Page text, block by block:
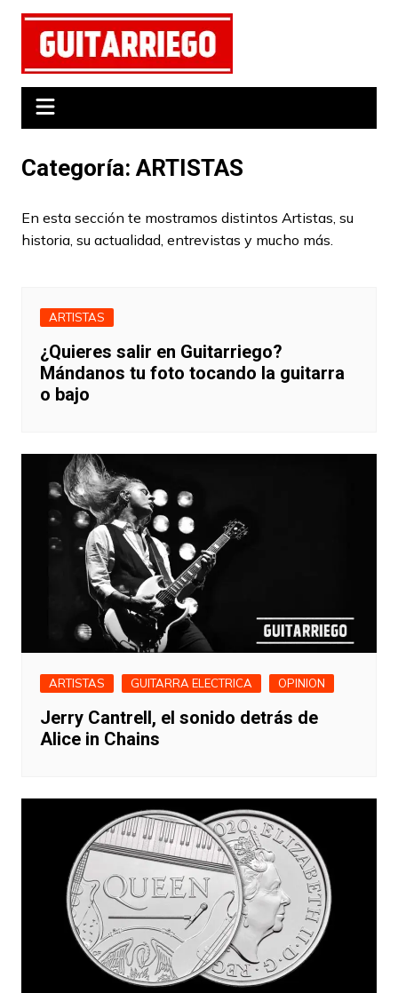
Saltar
contenido
Categoría:ARTISTAS
En esta sección te mostramos distintos Artistas, su
historia, su actualidad, entrevistas y mucho más.
ARTISTAS
¿Quieres salir en Guitarriego?
Mándanos tu foto tocando la guitarra
o bajo
ARTISTAS GUITARRA ELECTRICA OPINION
Jerry Cantrell, el sonido detrás de
Alice in Chains